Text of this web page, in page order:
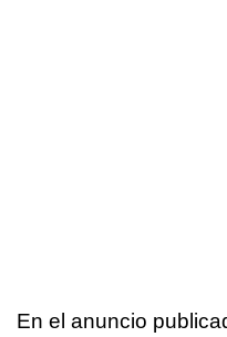
En el anuncio